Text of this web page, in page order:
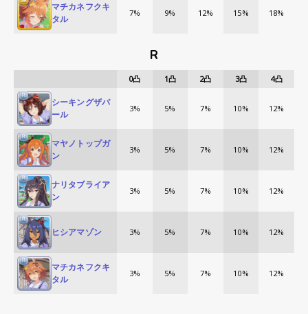
マチカネフクキ
タル
7% 9% 12% 15% 18%
R
0凸 1凸 2凸 3凸 4凸
シーキングザパ
ール
3% 5% 7% 10% 12%
マヤノトップガ
ン
3% 5% 7% 10% 12%
ナリタブライア
ン
3% 5% 7% 10% 12%
ヒシアマゾン 3% 5% 7% 10% 12%
マチカネフクキ
タル
3% 5% 7% 10% 12%